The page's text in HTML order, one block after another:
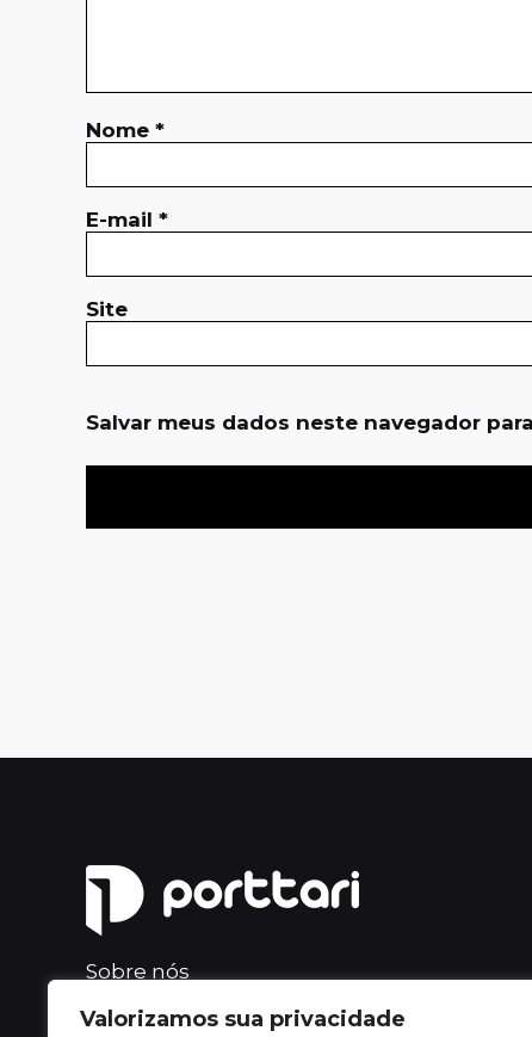
Valorizamos sua privacidade
Nome *
E-mail *
Site
Salvar meus dados neste navegador
Sobre nós
Serviços